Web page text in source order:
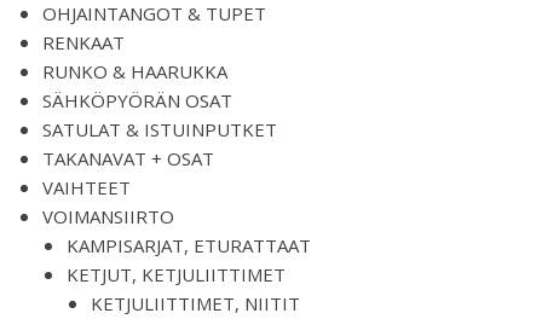
OHJAINTANGOT & TUPET
RENKAAT
RUNKO & HAARUKKA
SÄHKÖPYÖRÄN OSAT
SATULAT & ISTUINPUTKET
TAKANAVAT + OSAT
VAIHTEET
VOIMANSIIRTO
KAMPISARJAT, ETURATTAAT
KETJUT, KETJULIITTIMET
KETJULIITTIMET, NIITIT